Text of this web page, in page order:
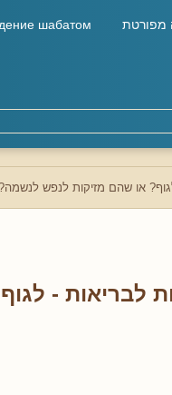
מפורטת шабатом
או שהם מזיקות לנפש
לבריאות -